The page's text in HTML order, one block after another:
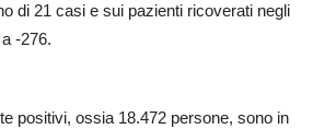
di 21 casi e sui pazienti ricoverati negli
-276.
positivi, ossia 18.472 persone, sono in